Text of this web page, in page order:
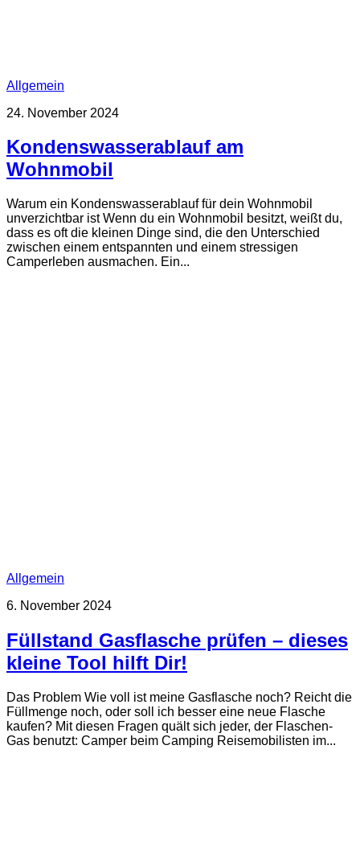
Allgemein
24. November 2024
Kondenswasserablauf am
Wohnmobil
Warum ein Kondenswasserablauf für dein Wohnmobil
unverzichtbar ist Wenn du ein Wohnmobil besitzt, weißt du,
dass es oft die kleinen Dinge sind, die den Unterschied
zwischen einem entspannten und einem stressigen
Camperleben ausmachen. Ein...
Allgemein
6. November 2024
Füllstand Gasflasche prüfen – dieses
kleine Tool hilft Dir!
Das Problem Wie voll ist meine Gasflasche noch? Reicht die
Füllmenge noch, oder soll ich besser eine neue Flasche
kaufen? Mit diesen Fragen quält sich jeder, der Flaschen-
Gas benutzt: Camper beim Camping Reisemobilisten im...